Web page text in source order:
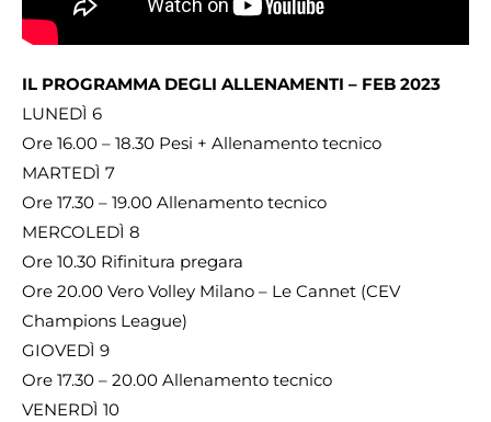
IL PROGRAMMA DEGLI ALLENAMENTI – FEB 2023
LUNEDÌ 6
Ore 16.00 – 18.30 Pesi + Allenamento tecnico
MARTEDÌ 7
Ore 17.30 – 19.00 Allenamento tecnico
MERCOLEDÌ 8
Ore 10.30 Rifinitura pregara
Ore 20.00 Vero Volley Milano – Le Cannet (CEV
Champions League)
GIOVEDÌ 9
Ore 17.30 – 20.00 Allenamento tecnico
VENERDÌ 10